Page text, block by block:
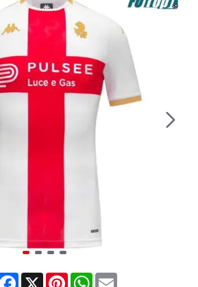
Facebook
X PinterestWhatsApp
Email